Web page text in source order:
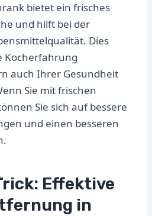
bietet ein frisches
und hilft bei der
Dies
Kocherfahrung
auch Ihrer Gesundheit
Sie mit frischen
Sie sich auf bessere
und einen besseren
Effektive
in